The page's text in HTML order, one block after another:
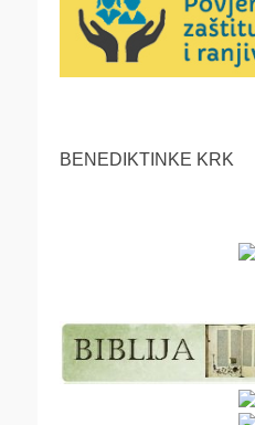
BENEDIKTINKE KRK